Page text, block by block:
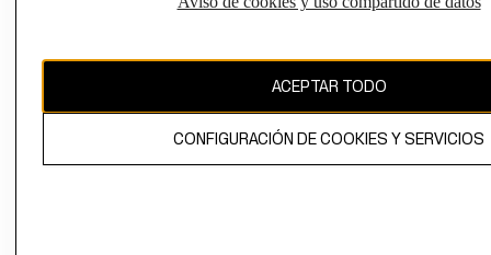
propiedad de H&M Hennes & Mauritz AB.ACEPTAR TODO
CONFIGURACIÓN DE COOKIES Y SERVICIOS